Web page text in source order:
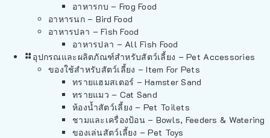
อาหารกบ – Frog Food
อาหารนก – Bird Food
อาหารปลา – Fish Food
อาหารปลา – All Fish Food
อุปกรณและผลิตภัณฑ์สำหรับสัตว์เลี้ยง – Pet Accessories
ของใช้สำหรับสัตว์เลี้ยง – Item For Pets
ทรายแฮมสเตอร์ – Hamster Sand
ทรายแมว – Cat Sand
ห้องน้ำสัตว์เลี้ยง – Pet Toilets
ชามและเครื่องป้อน – Bowls, Feeders & Watering
ของเล่นสัตว์เลี้ยง – Pet Toys